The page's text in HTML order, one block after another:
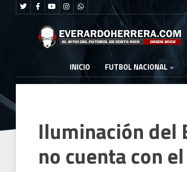
INICIO FUTBOL NACIONAL
Iluminación del
no cuenta con